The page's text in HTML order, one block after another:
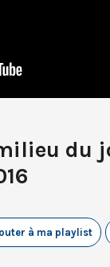
du
à ma playlist